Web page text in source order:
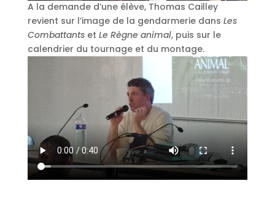
A la demande d’une élève, Thomas Cailley
revient sur l’image de la gendarmerie dans Les
Combattantset Le Règne animal, puis sur le
calendrier du tournage et du montage.